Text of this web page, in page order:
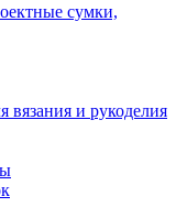
сумки,
вязания и рукоделия